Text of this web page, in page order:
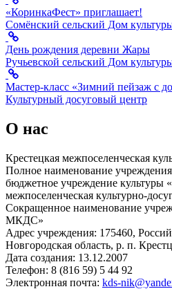
«КоринкаФест» приглашает!
Сомёнский сельский Дом
День рождения деревни Жары
Ручьевской сельский Дом
Мастер-класс «Зимний пейзаж с
Культурный досуговый центр
О нас
Крестецкая межпоселенческая
Полное наименование
бюджетное учреждение культуры
межпоселенческая культурно-
Сокращенное наименование
МКДС»
Адрес учреждения: 175460,
Новгородская область, р. п.
Дата создания: 13.12.2007
Телефон: 8 (816 59) 5 44 92
Электронная почта: kds-